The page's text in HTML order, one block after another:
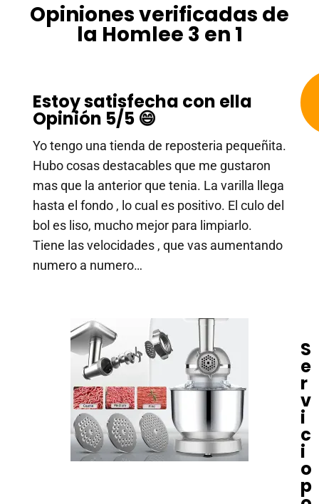
Opiniones verificadas de
la Homlee 3 en 1
Estoy satisfecha con ella
Opinión 5/5 😄
Yo tengo una tienda de reposteria pequeñita.
Hubo cosas destacables que me gustaron
mas que la anterior que tenia. La varilla llega
hasta el fondo , lo cual es positivo. El culo del
bol es liso, mucho mejor para limpiarlo.
Tiene las velocidades , que vas aumentando
numero a numero…
S
e
r
v
i
c
i
o
p